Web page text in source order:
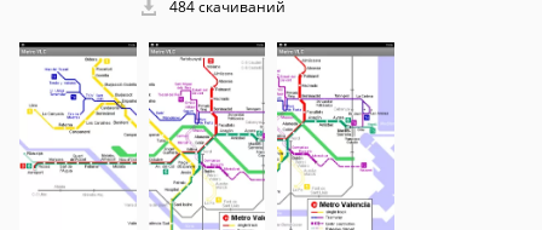
484 скачиваний